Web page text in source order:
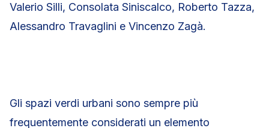
Valerio Silli, Consolata Siniscalco, Roberto Tazza,
Alessandro Travaglini e Vincenzo Zagà.
Gli spazi verdi urbani sono sempre più
frequentemente considerati un elemento